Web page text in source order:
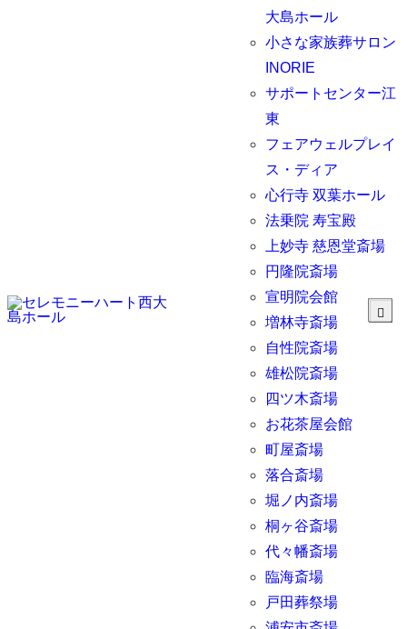
大島ホール
小さな家族葬サロン
INORIE
サポートセンター江
東
フェアウェルプレイ
ス・ディア
心行寺 双葉ホール
法乗院 寿宝殿
上妙寺 慈恩堂斎場
円隆院斎場
宣明院会館
増林寺斎場
自性院斎場
雄松院斎場
四ツ木斎場
お花茶屋会館
町屋斎場
落合斎場
堀ノ内斎場
桐ヶ谷斎場
代々幡斎場
臨海斎場
戸田葬祭場